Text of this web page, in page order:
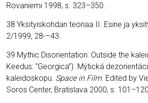
Rovaniemi 1998, s. 323–350.
38 Yksityiskohdan teoriaa II. Esine ja
2/1999, 28-–43.
39 Mythic Disorientation: Outside the
Keedus: “Georgica”). Mýtická
kaleidoskopu. Space in Film. Edited by
Soros Center, Bratislava 2000, s.